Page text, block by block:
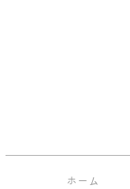
ホーム